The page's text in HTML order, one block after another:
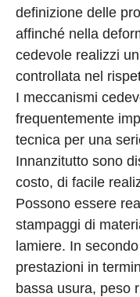
definizione delle
affinché nella
cedevole realizzi
controllata nel
I meccanismi
frequentemente
tecnica per una
Innanzitutto sono
costo, di facile
Possono essere
stampaggi di
lamiere. In
prestazioni in
bassa usura, peso